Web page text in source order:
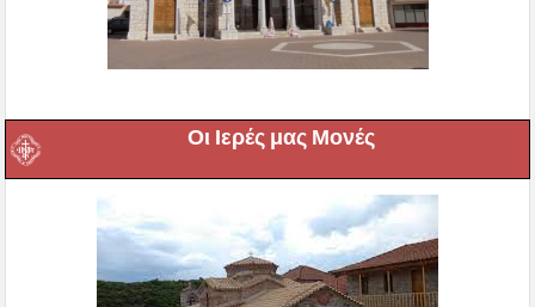
Οι Ιερές μας Μονές